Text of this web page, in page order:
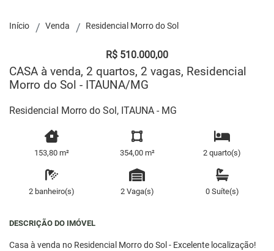
Início Venda Residencial Morro do Sol
R$ 510.000,00
CASA à venda, 2 quartos, 2 vagas, Residencial
Morro do Sol - ITAUNA/MG
Residencial Morro do Sol, ITAUNA - MG
153,80 m² 354,00 m² 2 quarto(s)
2 banheiro(s) 2 Vaga(s) 0 Suíte(s)
DESCRIÇÃO DO IMÓVEL
Casa à venda no Residencial Morro do Sol - Excelente localização!